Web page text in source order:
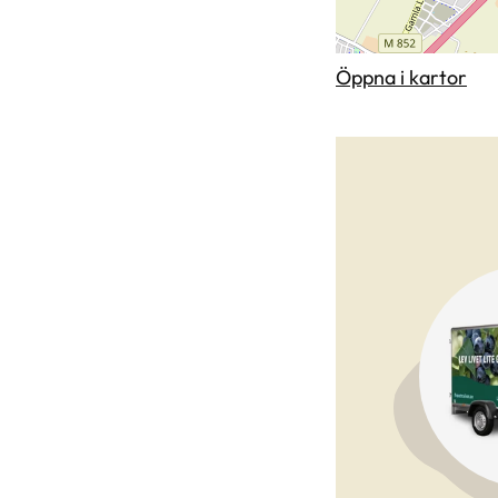
Öppna i kartor